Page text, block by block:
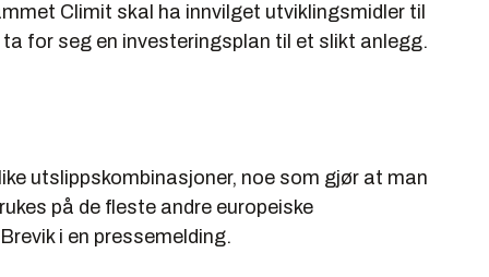
Climit skal ha innvilget utviklingsmidler til
for seg en investeringsplan til et slikt anlegg.
utslippskombinasjoner, noe som gjør at man
på de fleste andre europeiske
i en pressemelding.